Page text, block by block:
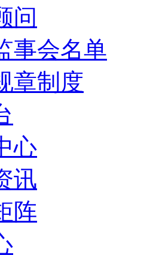
问
事会名单
章制度
心
讯
阵